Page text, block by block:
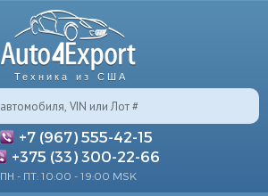
Техника из США
+7 (967) 555-42-15
+375 (33) 300-22-66
ПН - ПТ: 10:00 - 19:00 MSK